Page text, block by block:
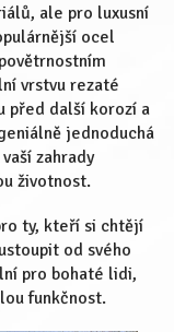
ale pro luxusní
ocel
vrstvu rezaté
před další korozí a
jednoduchá
zahrady
životnost.
ty, kteří si chtějí
od svého
pro bohaté lidi,
funkčnost.